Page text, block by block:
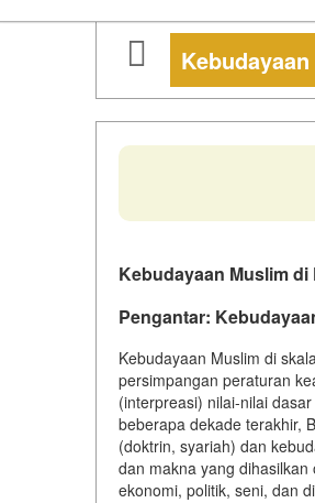
Kebudayaan Muslim
Pengantar:
Kebudayaan Muslim di
persimpangan peraturan
(interpreasi) nilai-nilai
beberapa dekade terakhir,
(doktrin, syariah) dan
dan makna yang
ekonomi, politik, seni, dan